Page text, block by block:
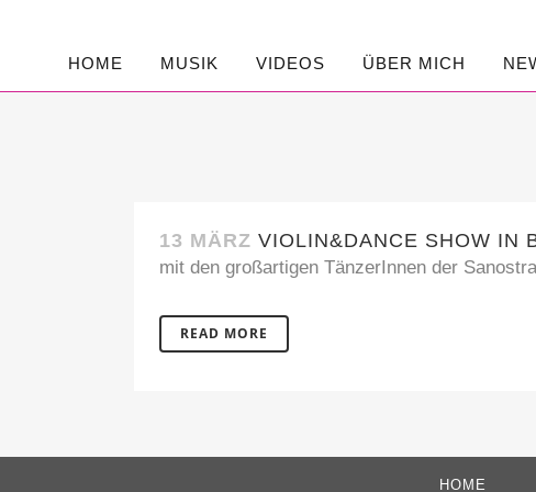
HOME MUSIK VIDEOS ÜBER MICH
13 MÄRZ VIOLIN&DANCE SHOW IN
mit den großartigen TänzerInnen der
READ MORE
HOME